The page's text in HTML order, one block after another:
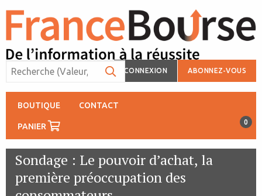
CONNEXION ABONNEZ-VOUS
BOUTIQUE CONTACT
PANIER 0
Sondage : Le pouvoir d’achat, la
première préoccupation des